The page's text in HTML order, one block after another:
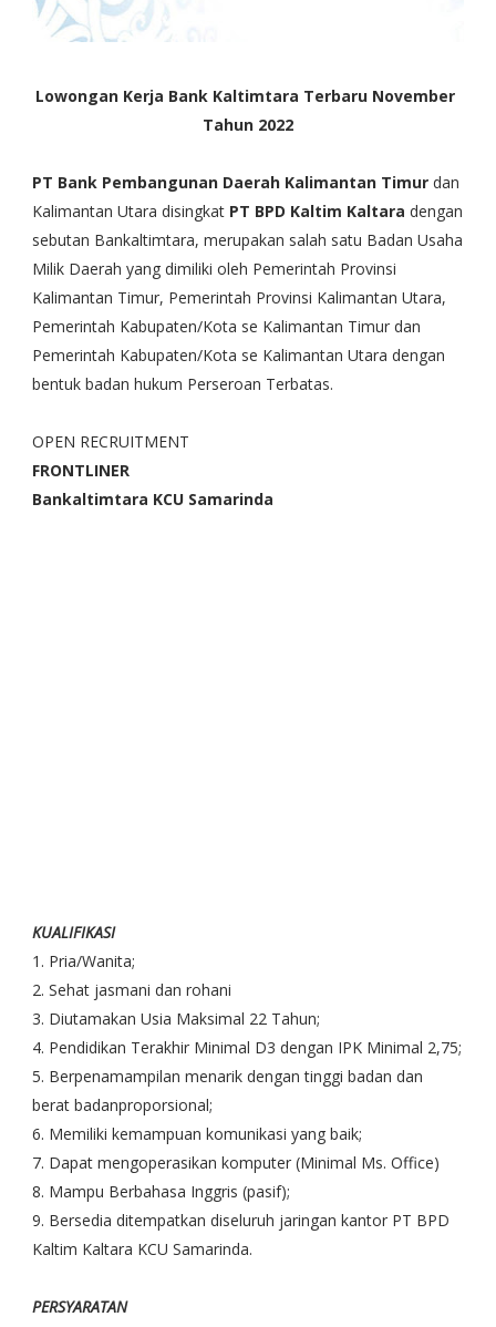
Lowongan Kerja Bank Kaltimtara Terbaru November
Tahun 2022
PT Bank Pembangunan Daerah Kalimantan Timurdan
Kalimantan Utara disingkat PT BPD Kaltim Kaltara dengan
sebutan Bankaltimtara, merupakan salah satu Badan Usaha
Milik Daerah yang dimiliki oleh Pemerintah Provinsi
Kalimantan Timur, Pemerintah Provinsi Kalimantan Utara,
Pemerintah Kabupaten/Kota se Kalimantan Timur dan
Pemerintah Kabupaten/Kota se Kalimantan Utara dengan
bentuk badan hukum Perseroan Terbatas.
OPEN RECRUITMENT
FRONTLINER
Bankaltimtara KCU Samarinda
KUALIFIKASI
1. Pria/Wanita;
2. Sehat jasmani dan rohani
3. Diutamakan Usia Maksimal 22 Tahun;
4. Pendidikan Terakhir Minimal D3 dengan IPK Minimal 2,75;
5. Berpenamampilan menarik dengan tinggi badan dan
berat badanproporsional;
6. Memiliki kemampuan komunikasi yang baik;
7. Dapat mengoperasikan komputer (Minimal Ms. Office)
8. Mampu Berbahasa Inggris (pasif);
9. Bersedia ditempatkan diseluruh jaringan kantor PT BPD
Kaltim Kaltara KCU Samarinda.
PERSYARATAN